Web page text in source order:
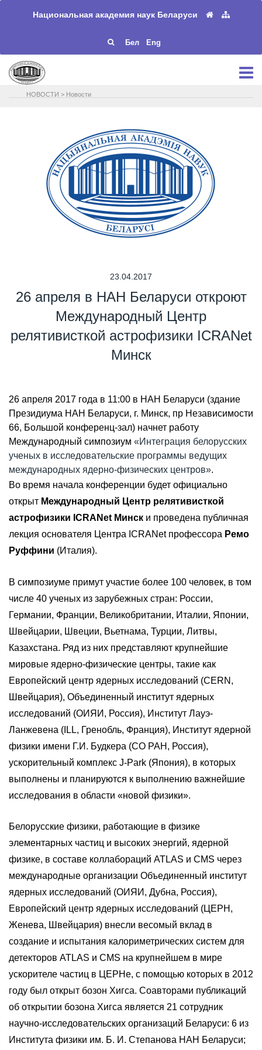
Национальная академия наук Беларуси
Бел Eng
НОВОСТИ > Новости
23.04.2017
26 апреля в НАН Беларуси откроют
Международный Центр
релятивисткой астрофизики ICRANet
Минск
26 апреля 2017 года в 11:00 в НАН Беларуси (здание
Президиума НАН Беларуси, г. Минск, пр Независимости
66, Большой конференц-зал) начнет работу
Международный симпозиум «Интеграция белорусских
ученых в исследовательские программы ведущих
международных ядерно-физических центров».
Во время начала конференции будет официально
открыт Международный Центр релятивисткой
астрофизики ICRANet Минск и проведена публичная
лекция основателя Центра ICRANet профессора Ремо
Руффини (Италия).
В симпозиуме примут участие более 100 человек, в том
числе 40 ученых из зарубежных стран: России,
Германии, Франции, Великобритании, Италии, Японии,
Швейцарии, Швеции, Вьетнама, Турции, Литвы,
Казахстана. Ряд из них представляют крупнейшие
мировые ядерно-физические центры, такие как
Европейский центр ядерных исследований (CERN,
Швейцария), Объединенный институт ядерных
исследований (ОИЯИ, Россия), Институт Лауэ-
Ланжевена (ILL, Гренобль, Франция), Институт ядерной
физики имени Г.И. Будкера (СО РАН, Россия),
ускорительный комплекс J-Park (Япония), в которых
выполнены и планируются к выполнению важнейшие
исследования в области «новой физики».
Белорусские физики, работающие в физике
элементарных частиц и высоких энергий, ядерной
физике, в составе коллабораций ATLAS и CMS через
международные организации Объединенный институт
ядерных исследований (ОИЯИ, Дубна, Россия),
Европейский центр ядерных исследований (ЦЕРН,
Женева, Швейцария) внесли весомый вклад в
создание и испытания калориметрических систем для
детекторов ATLAS и CMS на крупнейшем в мире
ускорителе частиц в ЦЕРНе, с помощью которых в 2012
году был открыт бозон Хигса. Соавторами публикаций
об открытии бозона Хигса является 21 сотрудник
научно-исследовательских организаций Беларуси: 6 из
Института физики им. Б. И. Степанова НАН Беларуси;